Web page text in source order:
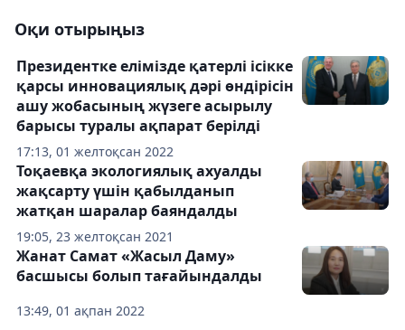
Оқи отырыңыз
17:13, 01 желтоқсан 2022
Президентке елімізде қатерлі ісікке
қарсы инновациялық дәрі өндірісін
ашу жобасының жүзеге асырылу
барысы туралы ақпарат берілді
19:05, 23 желтоқсан 2021
Тоқаевқа экологиялық ахуалды
жақсарту үшін қабылданып
жатқан шаралар баяндалды
13:49, 01 ақпан 2022
Жанат Самат «Жасыл Даму»
басшысы болып тағайындалды